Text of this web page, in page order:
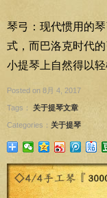
琴弓：现代惯用的
式，而巴洛克时代
小提琴上自然得以
Posted on 8月 4, 2017
Tags： 关于提琴文章
Categories： 关于提琴